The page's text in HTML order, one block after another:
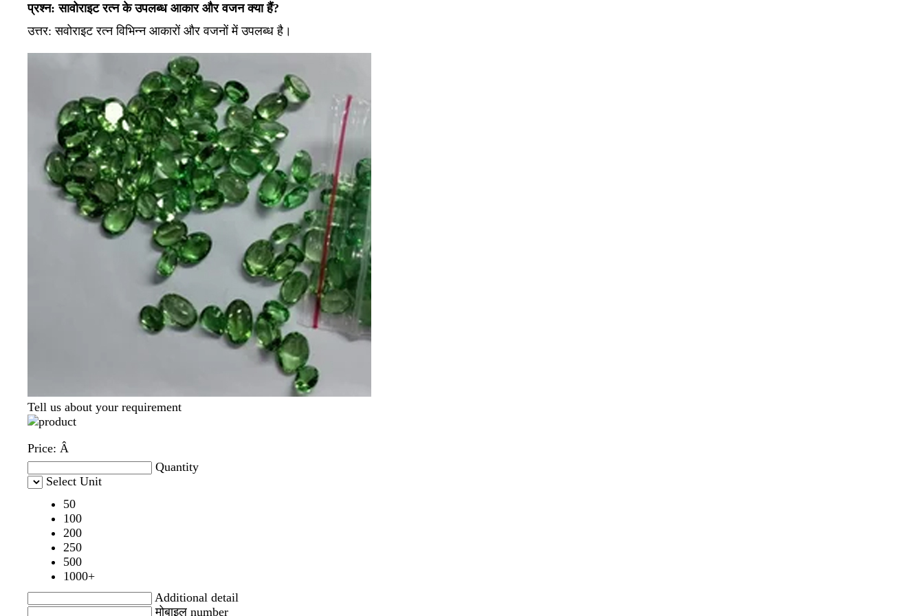
प्रश्न: सावोराइट रत्न के उपलब्ध आकार और वजन क्या हैं?
उत्तर:सवोराइट रत्न विभिन्न आकारों और वजनों में उपलब्ध है।
Tell us about your requirement
Price: Â
Quantity
Select Unit
50
100
200
250
500
1000+
Additional detail
मोबाइल number